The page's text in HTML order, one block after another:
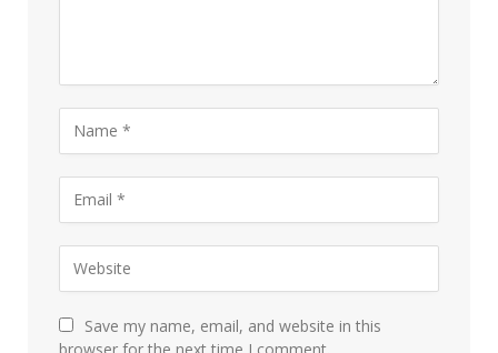
Save my name, email, and website in this